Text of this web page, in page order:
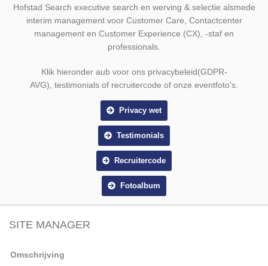
Hofstad Search executive search en werving & selectie alsmede
interim management voor Customer Care, Contactcenter
management en Customer Experience (CX), -staf en
professionals.
Klik hieronder aub voor ons privacybeleid(GDPR-
AVG), testimonials of recruitercode of onze eventfoto's.
Privacy wet
Testimonials
Recruitercode
Fotoalbum
SITE MANAGER
Omschrijving